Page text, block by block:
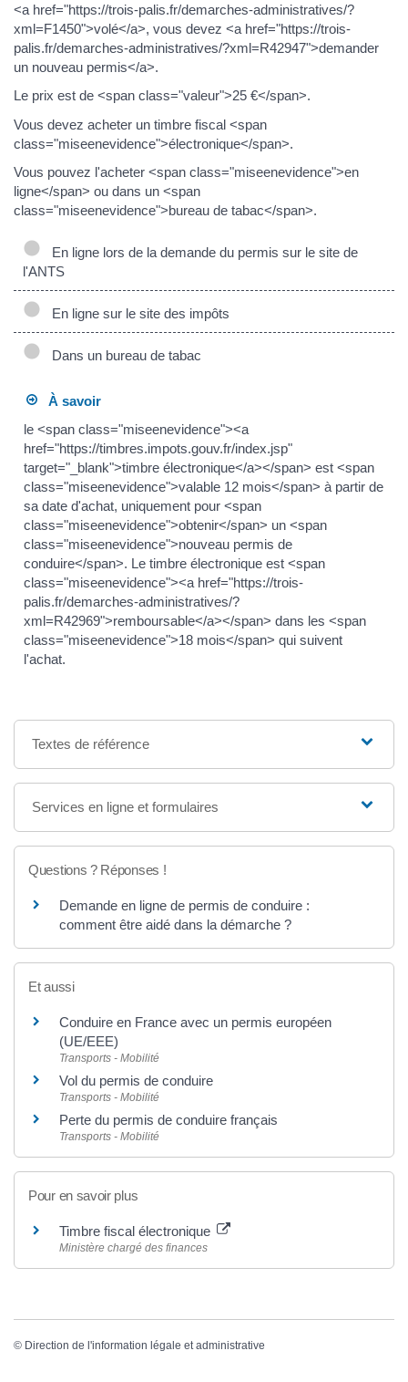
<a href="https://trois-palis.fr/demarches-administratives/?
xml=F1450">volé</a>, vous devez <a href="https://trois-
palis.fr/demarches-administratives/?xml=R42947">demander
un nouveau permis</a>.
Le prix est de <span class="valeur">25 €</span>.
Vous devez acheter un timbre fiscal <span
class="miseenevidence">électronique</span>.
Vous pouvez l'acheter <span class="miseenevidence">en
ligne</span> ou dans un <span
class="miseenevidence">bureau de tabac</span>.
En ligne lors de la demande du permis sur le site de
l'ANTS
En ligne sur le site des impôts
Dans un bureau de tabac
À savoir
le <span class="miseenevidence"><a
href="https://timbres.impots.gouv.fr/index.jsp"
target="_blank">timbre électronique</a></span> est <span
class="miseenevidence">valable 12 mois</span> à partir de
sa date d'achat, uniquement pour <span
class="miseenevidence">obtenir</span> un <span
class="miseenevidence">nouveau permis de
conduire</span>. Le timbre électronique est <span
class="miseenevidence"><a href="https://trois-
palis.fr/demarches-administratives/?
xml=R42969">remboursable</a></span> dans les <span
class="miseenevidence">18 mois</span> qui suivent
l'achat.
Textes de référence
Services en ligne et formulaires
Questions ? Réponses !
Demande en ligne de permis de conduire :
comment être aidé dans la démarche ?
Et aussi
Conduire en France avec un permis européen
(UE/EEE)
Transports - Mobilité
Vol du permis de conduire
Transports - Mobilité
Perte du permis de conduire français
Transports - Mobilité
Pour en savoir plus
Timbre fiscal électronique
Ministère chargé des finances
© Direction de l'information légale et administrative